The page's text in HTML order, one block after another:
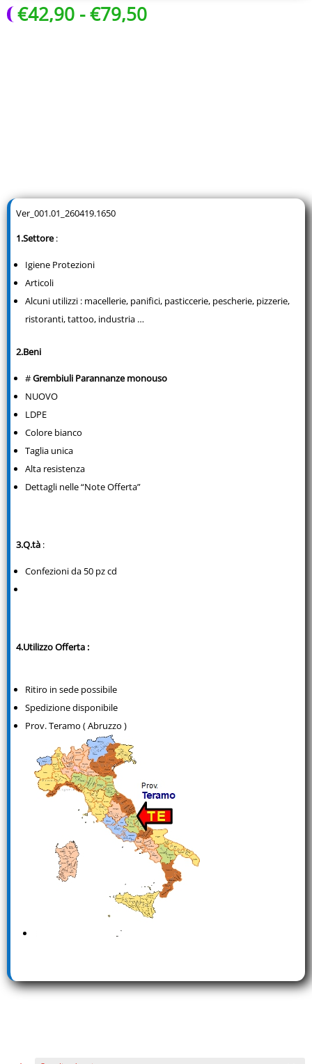
€42,90 -€79,50Fascia
Ver_001.01_260419.1650
1.Settore:
Igiene Protezioni
Articoli
Alcuni utilizzi : macellerie, panifici, pasticcerie, pescherie, pizzerie,
ristoranti, tattoo, industria …
2.Beni
#Grembiuli Parannanze monouso
NUOVO
LDPE
Colore bianco
Taglia unica
Alta resistenza
Dettagli nelle “Note Offerta”
3.Q.tà :
Confezioni da 50 pz cd
4.Utilizzo Offerta :
Ritiro in sede possibile
Spedizione disponibile
Prov. Teramo ( Abruzzo )